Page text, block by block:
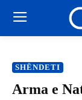
SHËNDETI
Arma e